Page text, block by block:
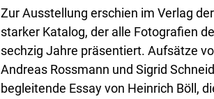
Zur Ausstellung erschien im Verlag
starker Katalog, der alle Fotografien
sechzig Jahre präsentiert. Aufsätze
Andreas Rossmann und Sigrid
begleitende Essay von Heinrich Böll,